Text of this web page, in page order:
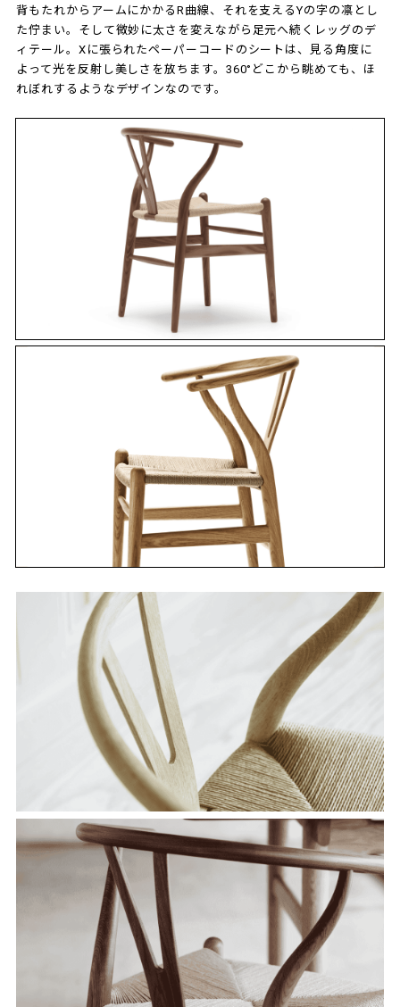
背もたれからアームにかかるR曲線、それを支えるYの字の凛とし
た佇まい。そして微妙に太さを変えながら足元へ続くレッグのデ
ィテール。Xに張られたペーパーコードのシートは、見る角度に
よって光を反射し美しさを放ちます。360°どこから眺めても、ほ
れぼれするようなデザインなのです。